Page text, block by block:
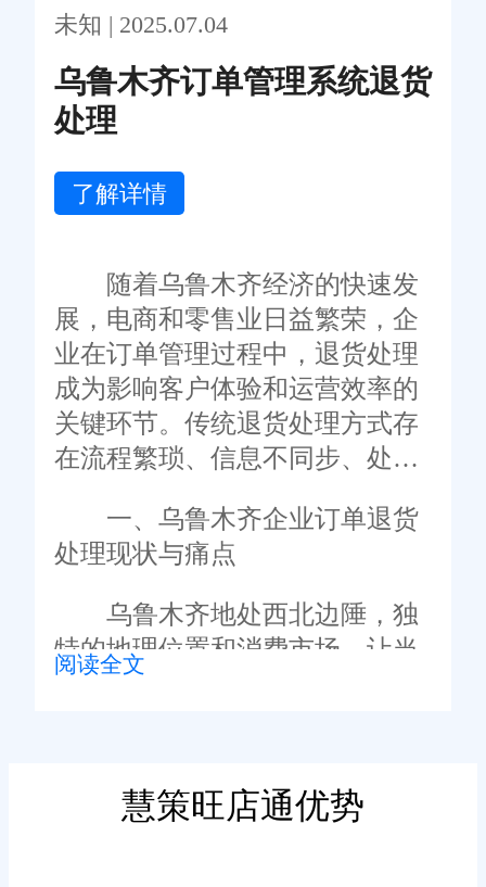
未知 | 2025.07.04
乌鲁木齐订单管理系统退货
处理
了解详情
随着乌鲁木齐经济的快速发
展，电商和零售业日益繁荣，企
业在订单管理过程中，退货处理
成为影响客户体验和运营效率的
关键环节。传统退货处理方式存
在流程繁琐、信息不同步、处理
系统凭借智能化、数字化的解决
方案，为乌鲁木齐企业优化退货
处理流程，提升售后服务质量，
助力企业在市场竞争中赢得客户
信任。
一、乌鲁木齐企业订单退货
处理现状与痛点
乌鲁木齐地处西北边陲，独
特的地理位置和消费市场，让当
地电商与零售企业在退货处理上
退货申请，到企业接收退货商
品、审核、退款等环节，涉及多
阅读全文
慧策旺店通优势